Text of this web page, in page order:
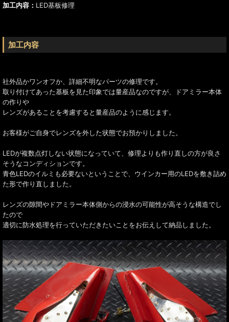
加工内容： LED基板修理
加工内容
社外品かワンオフか、詳細不明なパーツの修理です。
取り付けてあった基板を見た印象では量産品なのですが、ドアミラー本体
の作りや
レンズがあることを考慮すると量産品のように感じます。
お客様がご自身でレンズを外した状態でお預かりしました。
LEDが複数点灯しない状態になっていて、修理よりも作り直しの方が良さ
そうなコンディションです。
青色LEDのイルミも必要ないということで、ウインカー用のLEDを敷き詰め
た形で作り直しました。
レンズの隙間やドアミラー本体側からの浸水の可能性が高そうな構造でし
たので
適切に防水処理を行っていただきたいことをお伝えして納品しました。